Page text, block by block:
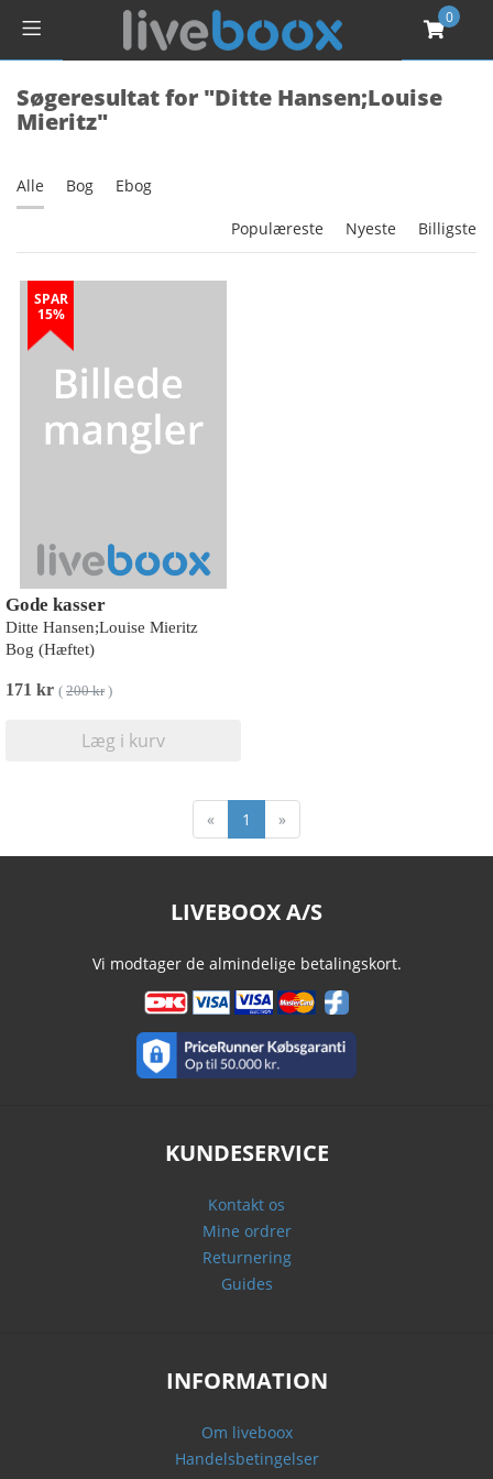
0
Søgeresultat for "Ditte Hansen;Louise
Mieritz"
Alle Bog Ebog
Populæreste Nyeste Billigste
SPAR
15%
Gode kasser
Ditte Hansen;Louise Mieritz
Bog (Hæftet)
171 kr ( 200 kr)
Læg i kurv
« 1 »
LIVEBOOX A/S
Vi modtager de almindelige betalingskort.
KUNDESERVICE
Kontakt os
Mine ordrer
Returnering
Guides
INFORMATION
Om liveboox
Handelsbetingelser